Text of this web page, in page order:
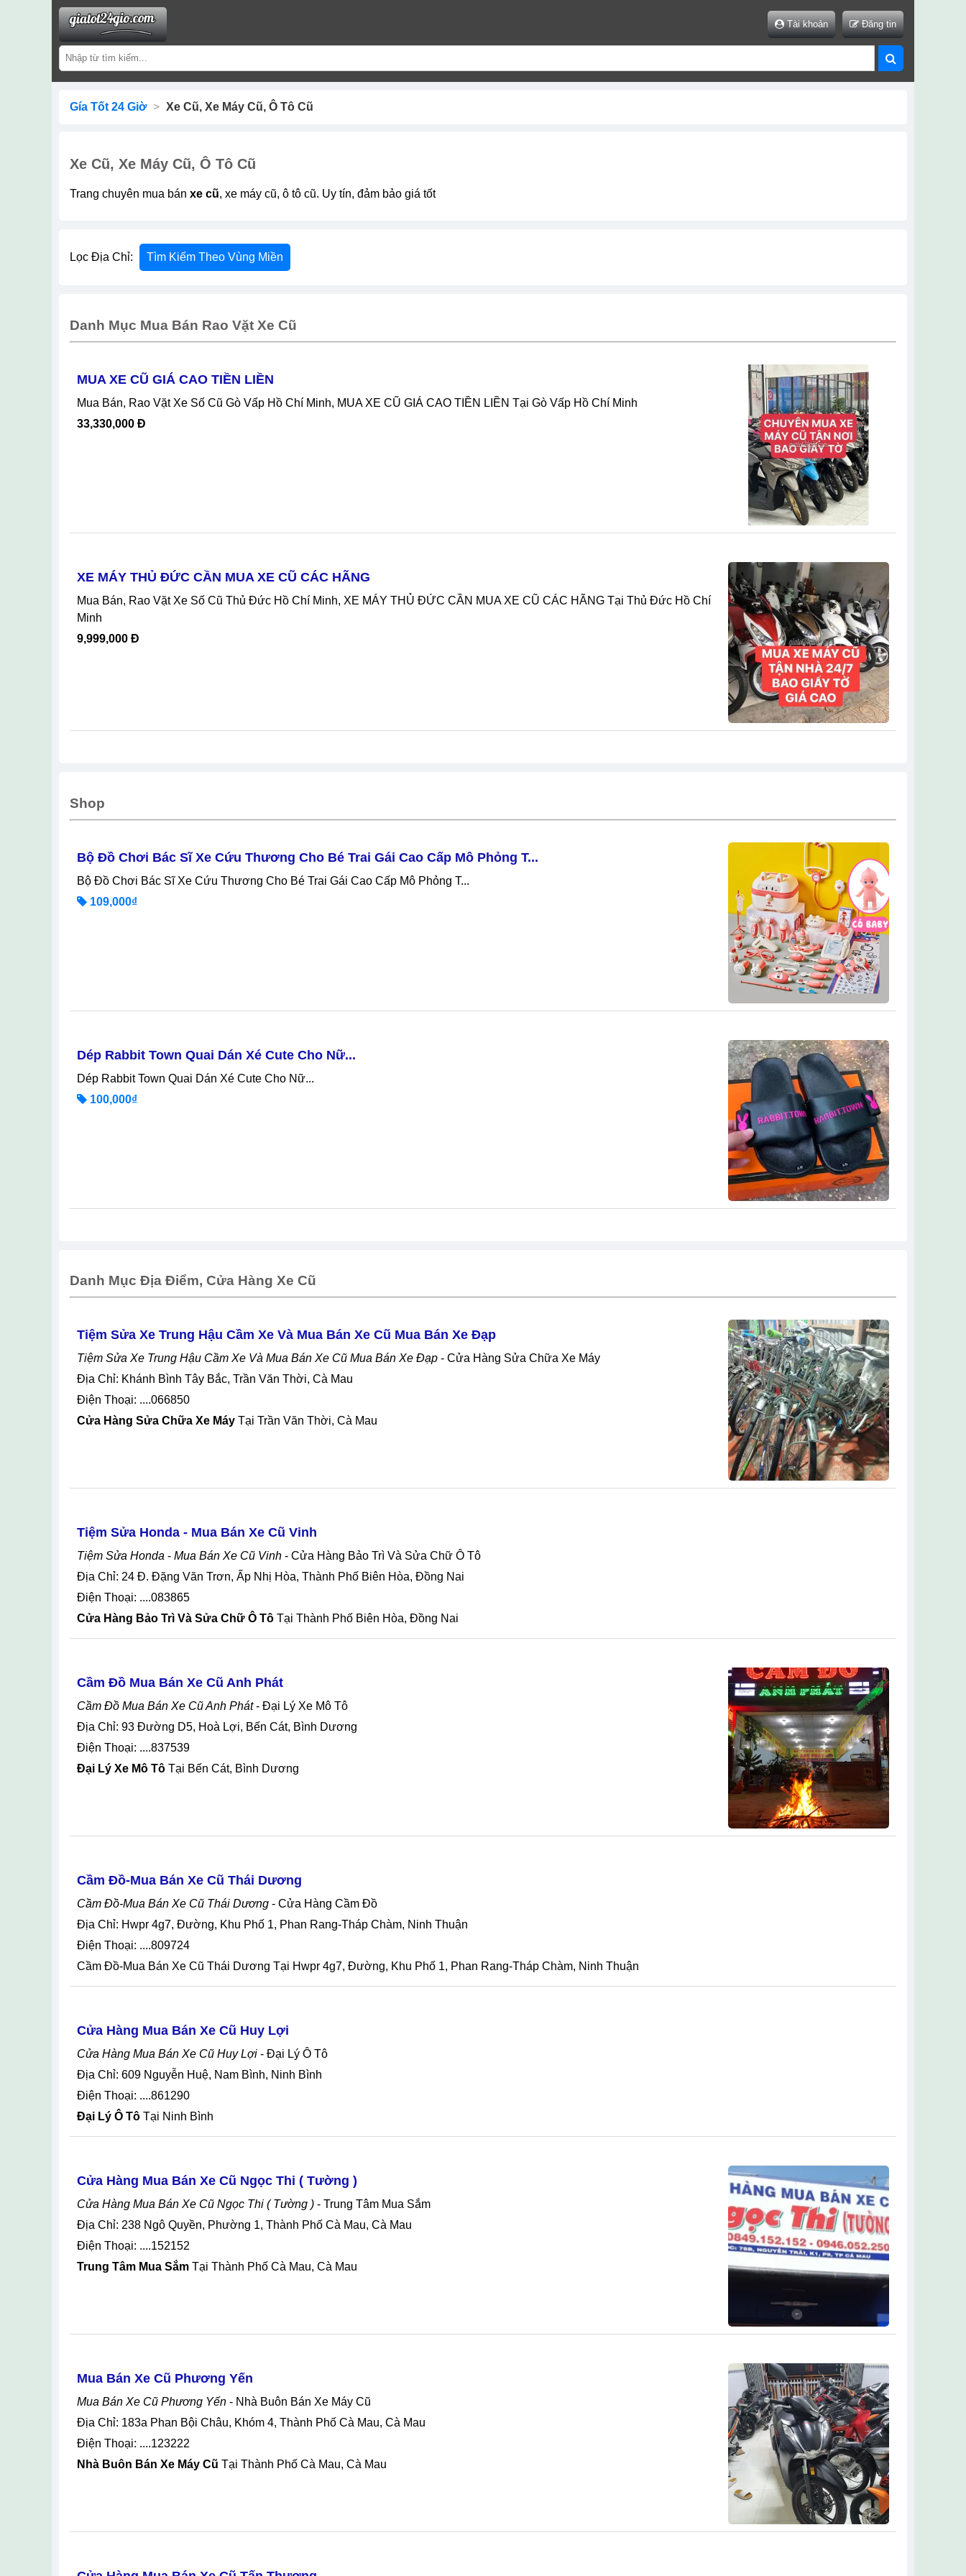
Tài khoản Đăng tin
Gía Tốt 24 Giờ > Xe Cũ, Xe Máy Cũ, Ô Tô Cũ
Xe Cũ, Xe Máy Cũ, Ô Tô Cũ
Trang chuyên mua bán xe cũ, xe máy cũ, ô tô cũ. Uy tín, đảm bảo giá tốt
Lọc Địa Chỉ: Tìm Kiếm Theo Vùng Miền
Danh Mục Mua Bán Rao Vặt Xe Cũ
MUA XE CŨ GIÁ CAO TIỀN LIỀN
Mua Bán, Rao Vặt Xe Số Cũ Gò Vấp Hồ Chí Minh, MUA XE CŨ GIÁ CAO TIỀN LIỀN Tại Gò Vấp Hồ Chí Minh
33,330,000 Đ
XE MÁY THỦ ĐỨC CẦN MUA XE CŨ CÁC HÃNG
Mua Bán, Rao Vặt Xe Số Cũ Thủ Đức Hồ Chí Minh, XE MÁY THỦ ĐỨC CẦN MUA XE CŨ CÁC HÃNG Tại Thủ Đức Hồ Chí
Minh
9,999,000 Đ
Shop
Bộ Đồ Chơi Bác Sĩ Xe Cứu Thương Cho Bé Trai Gái Cao Cấp Mô Phỏng T...
Bộ Đồ Chơi Bác Sĩ Xe Cứu Thương Cho Bé Trai Gái Cao Cấp Mô Phỏng T...
109,000₫
Dép Rabbit Town Quai Dán Xé Cute Cho Nữ...
Dép Rabbit Town Quai Dán Xé Cute Cho Nữ...
100,000₫
Danh Mục Địa Điểm, Cửa Hàng Xe Cũ
Tiệm Sửa Xe Trung Hậu Cầm Xe Và Mua Bán Xe Cũ Mua Bán Xe Đạp
Tiệm Sửa Xe Trung Hậu Cầm Xe Và Mua Bán Xe Cũ Mua Bán Xe Đạp - Cửa Hàng Sửa Chữa Xe Máy
Địa Chỉ: Khánh Bình Tây Bắc, Trần Văn Thời, Cà Mau
Điện Thoại: ....066850
Cửa Hàng Sửa Chữa Xe Máy Tại Trần Văn Thời, Cà Mau
Tiệm Sửa Honda - Mua Bán Xe Cũ Vinh
Tiệm Sửa Honda - Mua Bán Xe Cũ Vinh - Cửa Hàng Bảo Trì Và Sửa Chữ Ô Tô
Địa Chỉ: 24 Đ. Đặng Văn Trơn, Ấp Nhị Hòa, Thành Phố Biên Hòa, Đồng Nai
Điện Thoại: ....083865
Cửa Hàng Bảo Trì Và Sửa Chữ Ô Tô Tại Thành Phố Biên Hòa, Đồng Nai
Cầm Đồ Mua Bán Xe Cũ Anh Phát
Cầm Đồ Mua Bán Xe Cũ Anh Phát- Đại Lý Xe Mô Tô
Địa Chỉ: 93 Đường D5, Hoà Lợi, Bến Cát, Bình Dương
Điện Thoại: ....837539
Đại Lý Xe Mô Tô Tại Bến Cát, Bình Dương
Cầm Đồ-Mua Bán Xe Cũ Thái Dương
Cầm Đồ-Mua Bán Xe Cũ Thái Dương - Cửa Hàng Cầm Đồ
Địa Chỉ: Hwpr 4g7, Đường, Khu Phố 1, Phan Rang-Tháp Chàm, Ninh Thuận
Điện Thoại: ....809724
Cầm Đồ-Mua Bán Xe Cũ Thái Dương Tại Hwpr 4g7, Đường, Khu Phố 1, Phan Rang-Tháp Chàm, Ninh Thuận
Cửa Hàng Mua Bán Xe Cũ Huy Lợi
Cửa Hàng Mua Bán Xe Cũ Huy Lợi - Đại Lý Ô Tô
Địa Chỉ: 609 Nguyễn Huệ, Nam Bình, Ninh Bình
Điện Thoại: ....861290
Đại Lý Ô Tô Tại Ninh Bình
Cửa Hàng Mua Bán Xe Cũ Ngọc Thi ( Tường )
Cửa Hàng Mua Bán Xe Cũ Ngọc Thi ( Tường ) - Trung Tâm Mua Sắm
Địa Chỉ: 238 Ngô Quyền, Phường 1, Thành Phố Cà Mau, Cà Mau
Điện Thoại: ....152152
Trung Tâm Mua Sắm Tại Thành Phố Cà Mau, Cà Mau
Mua Bán Xe Cũ Phương Yến
Mua Bán Xe Cũ Phương Yến - Nhà Buôn Bán Xe Máy Cũ
Địa Chỉ: 183a Phan Bội Châu, Khóm 4, Thành Phố Cà Mau, Cà Mau
Điện Thoại: ....123222
Nhà Buôn Bán Xe Máy Cũ Tại Thành Phố Cà Mau, Cà Mau